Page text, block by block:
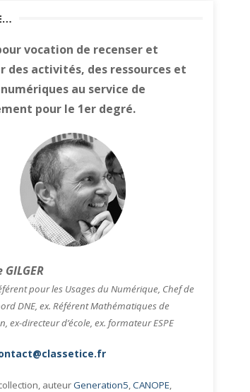
vocation de recenser et
des activités, des ressources et
au service de
pour le 1er degré.
pour les Usages du Numérique, Chef de
DNE, ex. Référent Mathématiques de
ex-directeur d’école, ex. formateur ESPE
auteurGeneration5,CANOPE,